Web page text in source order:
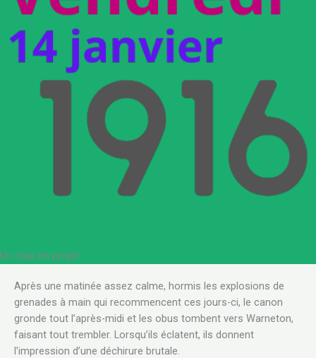
Un char en projet
Après une matinée assez calme, hormis les explosions de
grenades à main qui recommencent ces jours-ci, le canon
gronde tout l’après-midi et les obus tombent vers Warneton,
faisant tout trembler. Lorsqu’ils éclatent, ils donnent
l’impression d’une déchirure brutale.